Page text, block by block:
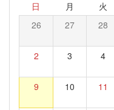
日 月 火
26 27 28
2 3 4
9 10 11